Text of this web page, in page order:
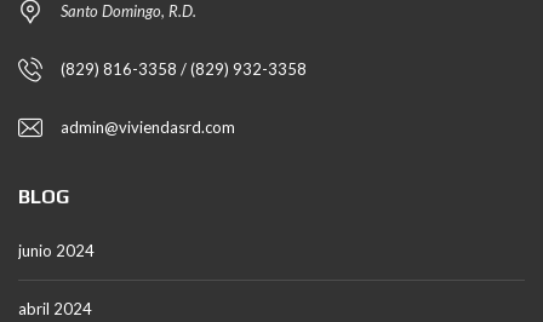
Santo Domingo, R.D.
(829) 816-3358 / (829) 932-3358
admin@viviendasrd.com
BLOG
junio 2024
abril 2024